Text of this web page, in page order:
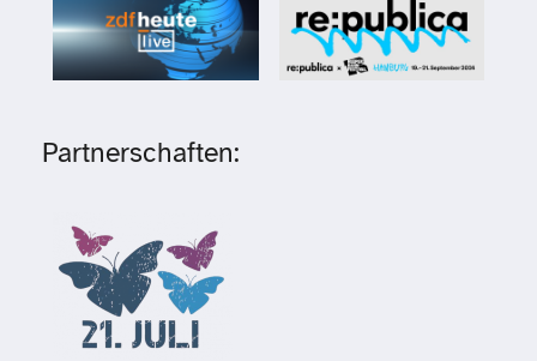
Partnerschaften: